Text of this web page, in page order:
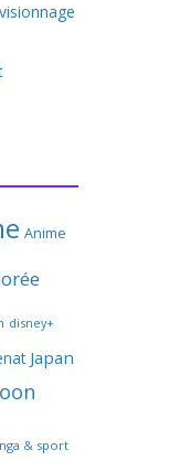
Anime
disney+
Japan
& sport